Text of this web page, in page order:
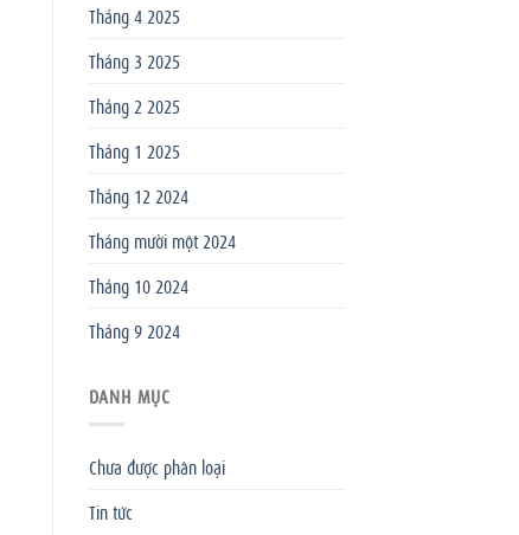
Tháng 4 2025
Tháng 3 2025
Tháng 2 2025
Tháng 1 2025
Tháng 12 2024
Tháng mười một 2024
Tháng 10 2024
Tháng 9 2024
DANH MỤC
Chưa được phân loại
Tin tức